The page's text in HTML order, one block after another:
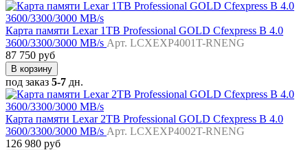
Карта памяти Lexar 1TB Professional GOLD Cfexpress B 4.0
3600/3300/3000 MB/s Арт. LCXEXP4001T-RNENG
87 750 руб
В корзину
под заказ 5-7 дн.
Карта памяти Lexar 2TB Professional GOLD Cfexpress B 4.0
3600/3300/3000 MB/s Арт. LCXEXP4002T-RNENG
126 980 руб